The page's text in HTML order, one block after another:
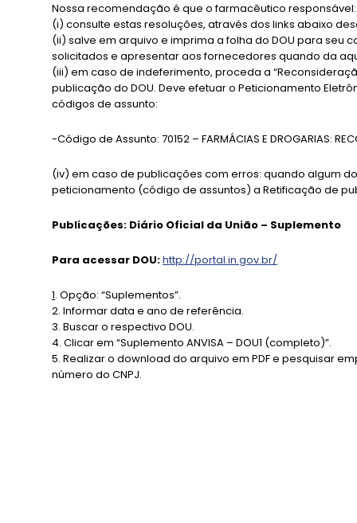
Nossa recomendação é que o farmacêutico responsável:
(i) consulte estas resoluções, através dos links abaixo
(ii) salve em arquivo e imprima a folha do DOU para
solicitados e apresentar aos fornecedores quando da
(iii) em caso de indeferimento, proceda a
publicação do DOU. Deve efetuar o Peticionamento
códigos de assunto:
-Código de Assunto: 70152 – FARMÁCIAS E DROGARIAS:
(iv) em caso de publicações com erros: quando algum
peticionamento (código de assuntos) a Retificação de
Publicações: Diário Oficial da União – Suplemento
Para acessar DOU:http://portal.in.gov.br/
1. Opção: “Suplementos”.
2. Informar data e ano de referência.
3. Buscar o respectivo DOU.
4. Clicar em “Suplemento ANVISA – DOU1 (completo)”.
5. Realizar o download do arquivo em PDF e pesquisar
número do CNPJ.